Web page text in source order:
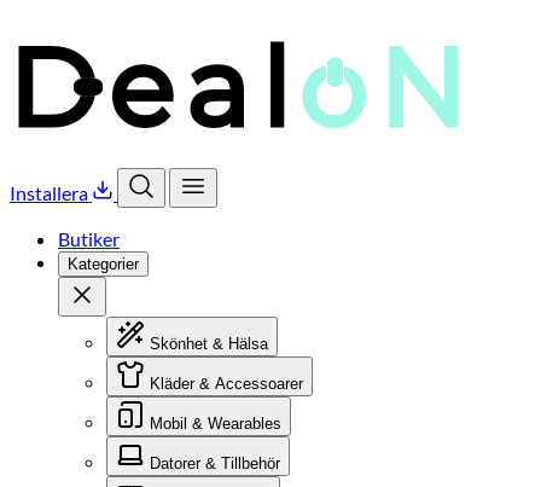
Installera
Öppna sökÖppna meny
Butiker
Kategorier
Stäng
Skönhet & Hälsa
Kläder & Accessoarer
Mobil & Wearables
Datorer & Tillbehör